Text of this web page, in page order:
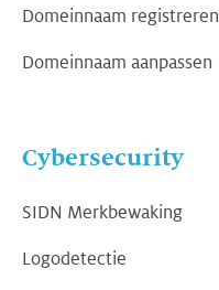
Domeinnaam registreren
Domeinnaam aanpassen
Cybersecurity
SIDN Merkbewaking
Logodetectie